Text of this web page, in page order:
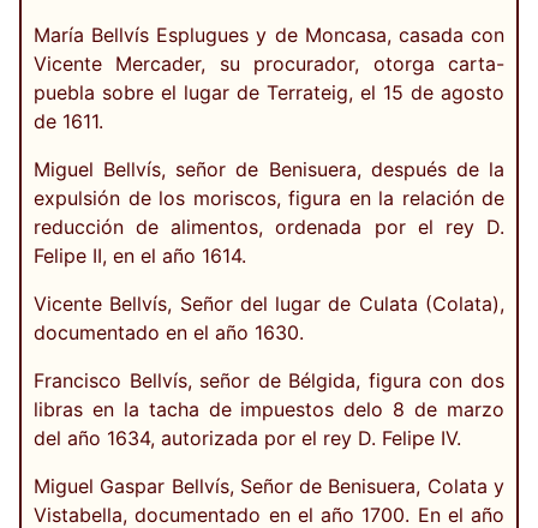
María Bellvís Esplugues y de Moncasa, casada con
Vicente Mercader, su procurador, otorga carta-
puebla sobre el lugar de Terrateig, el 15 de agosto
de 1611.
Miguel Bellvís, señor de Benisuera, después de la
expulsión de los moriscos, figura en la relación de
reducción de alimentos, ordenada por el rey D.
Felipe II, en el año 1614.
Vicente Bellvís, Señor del lugar de Culata (Colata),
documentado en el año 1630.
Francisco Bellvís, señor de Bélgida, figura con dos
libras en la tacha de impuestos delo 8 de marzo
del año 1634, autorizada por el rey D. Felipe IV.
Miguel Gaspar Bellvís, Señor de Benisuera, Colata y
Vistabella, documentado en el año 1700. En el año